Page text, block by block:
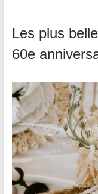
Les plus
60e